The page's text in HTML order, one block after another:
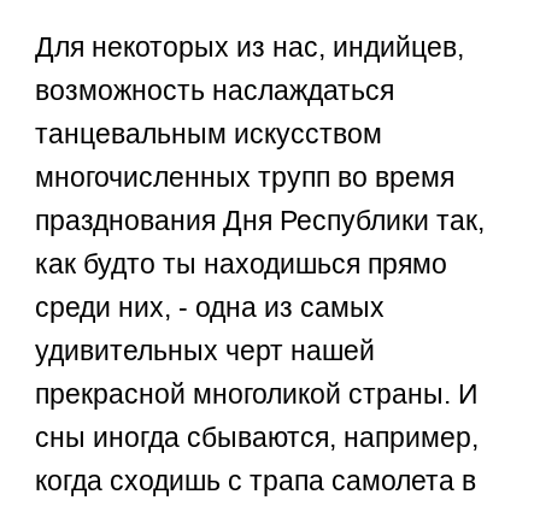
Для некоторых из нас, индийцев,
возможность наслаждаться
танцевальным искусством
многочисленных трупп во время
празднования Дня Республики так,
как будто ты находишься прямо
среди них, - одна из самых
удивительных черт нашей
прекрасной многоликой страны. И
сны иногда сбываются, например,
когда сходишь с трапа самолета в